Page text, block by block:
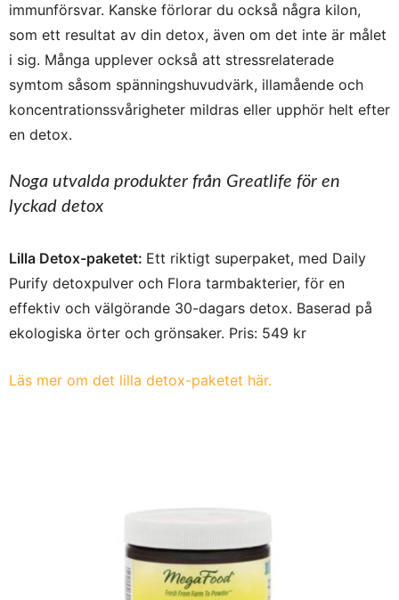
immunförsvar. Kanske förlorar du också några kilon,
som ett resultat av din detox, även om det inte är målet
i sig. Många upplever också att stressrelaterade
symtom såsom spänningshuvudvärk, illamående och
koncentrationssvårigheter mildras eller upphör helt efter
en detox.
Noga utvalda produkter från Greatlife för en
lyckad detox
Lilla Detox-paketet: Ett riktigt superpaket, med Daily
Purify detoxpulver och Flora tarmbakterier, för en
effektiv och välgörande 30-dagars detox. Baserad på
ekologiska örter och grönsaker. Pris: 549 kr
Läs mer om det lilla detox-paketet här.